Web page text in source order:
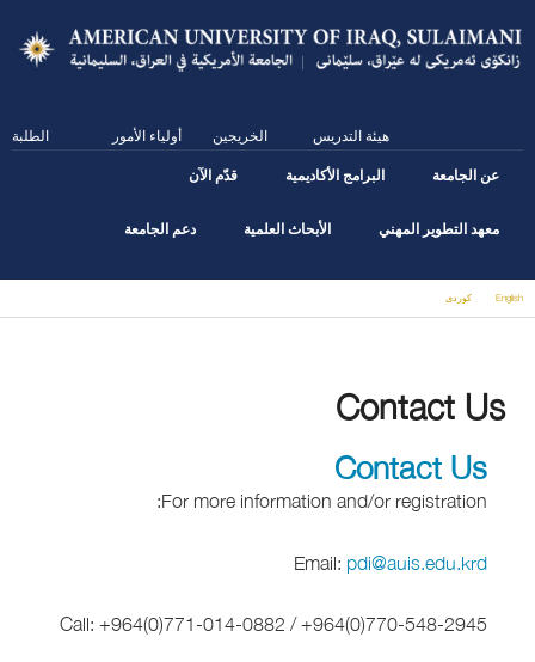
main
content
الطلبة أولياء الأمور الخريجين هيئة التدريس
عن الجامعة البرامج الأكاديمية قدّم الآن
معهد التطوير المهني الأبحاث العلمية دعم الجامعة
English كوردى
Contact Us
Contact Us
For more information and/or registration:
Email: pdi@auis.edu.krd
Call: +964(0)771-014-0882 / +964(0)770-548-2945